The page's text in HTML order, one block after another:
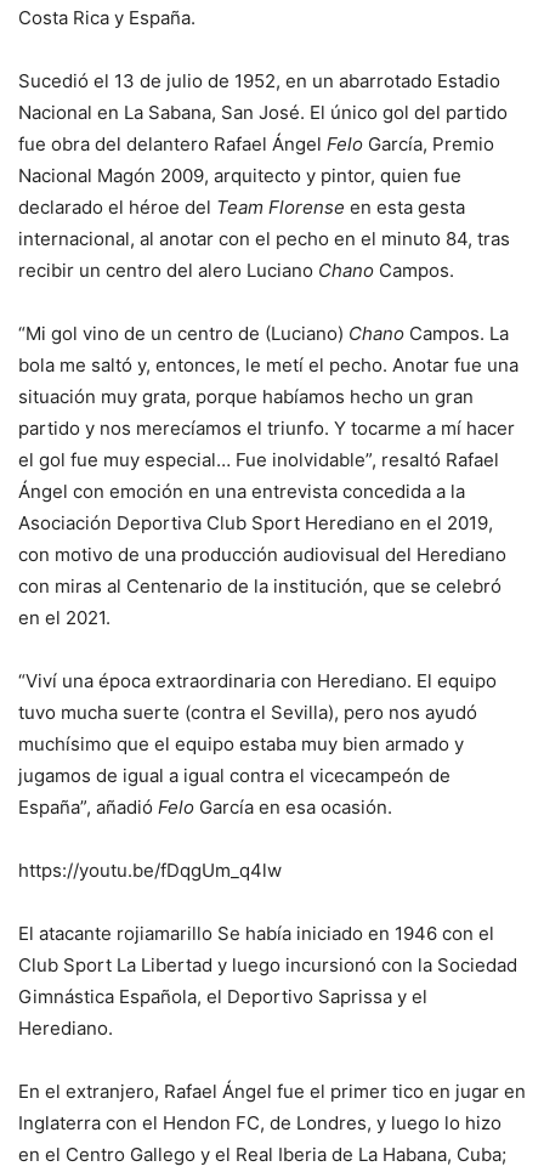
Costa Rica y España.
Sucedió el 13 de julio de 1952, en un abarrotado Estadio
Nacional en La Sabana, San José. El único gol del partido
fue obra del delantero Rafael Ángel Felo García, Premio
Nacional Magón 2009, arquitecto y pintor, quien fue
declarado el héroe del Team Florense en esta gesta
internacional, al anotar con el pecho en el minuto 84, tras
recibir un centro del alero Luciano Chano Campos.
“Mi gol vino de un centro de (Luciano) Chano Campos. La
bola me saltó y, entonces, le metí el pecho. Anotar fue una
situación muy grata, porque habíamos hecho un gran
partido y nos merecíamos el triunfo. Y tocarme a mí hacer
el gol fue muy especial… Fue inolvidable”, resaltó Rafael
Ángel con emoción en una entrevista concedida a la
Asociación Deportiva Club Sport Herediano en el 2019,
con motivo de una producción audiovisual del Herediano
con miras al Centenario de la institución, que se celebró
en el 2021.
“Viví una época extraordinaria con Herediano. El equipo
tuvo mucha suerte (contra el Sevilla), pero nos ayudó
muchísimo que el equipo estaba muy bien armado y
jugamos de igual a igual contra el vicecampeón de
España”, añadió Felo García en esa ocasión.
https://youtu.be/fDqgUm_q4lw
El atacante rojiamarillo Se había iniciado en 1946 con el
Club Sport La Libertad y luego incursionó con la Sociedad
Gimnástica Española, el Deportivo Saprissa y el
Herediano.
En el extranjero, Rafael Ángel fue el primer tico en jugar en
Inglaterra con el Hendon FC, de Londres, y luego lo hizo
en el Centro Gallego y el Real Iberia de La Habana, Cuba;